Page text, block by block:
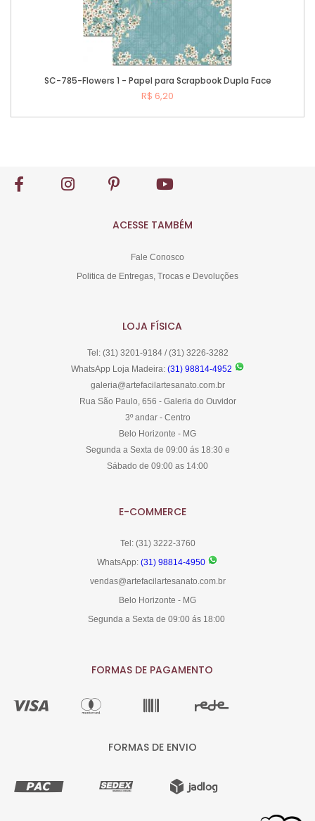
SC-785-Flowers 1 - Papel para Scrapbook Dupla Face
R$ 6,20
ACESSE TAMBÉM
Fale Conosco
Politica de Entregas, Trocas e Devoluções
LOJA FÍSICA
Tel: (31) 3201-9184 / (31) 3226-3282
WhatsApp Loja Madeira: (31) 98814-4952
galeria@artefacilartesanato.com.br
Rua São Paulo, 656 - Galeria do Ouvidor
3º andar - Centro
Belo Horizonte - MG
Segunda a Sexta de 09:00 ás 18:30 e
Sábado de 09:00 as 14:00
E-COMMERCE
Tel: (31) 3222-3760
WhatsApp: (31) 98814-4950
vendas@artefacilartesanato.com.br
Belo Horizonte - MG
Segunda a Sexta de 09:00 ás 18:00
FORMAS DE PAGAMENTO
FORMAS DE ENVIO